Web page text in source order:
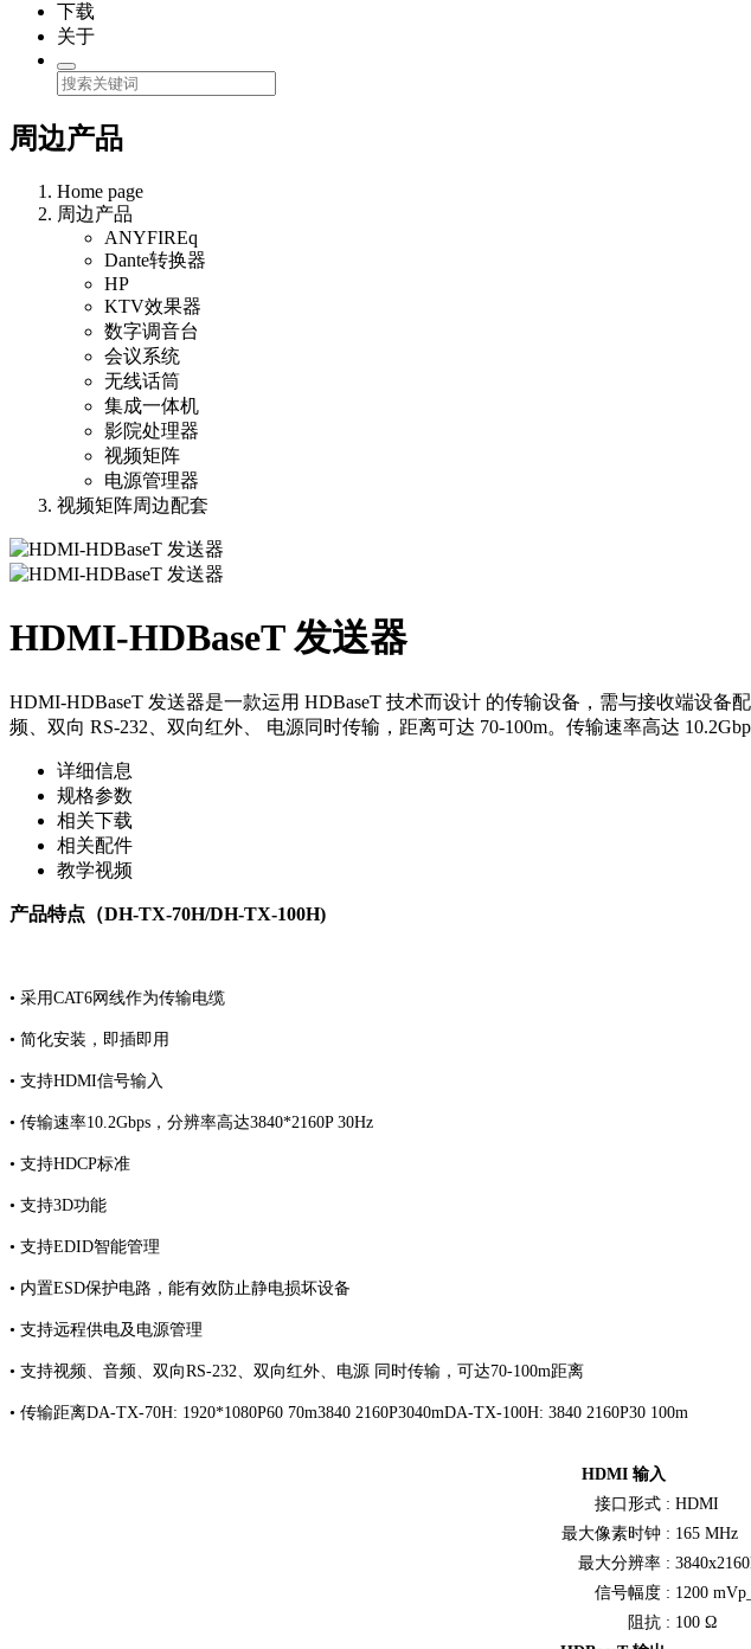
下载
关于
周边产品
Home page
周边产品
ANYFIREq
Dante转换器
HP
KTV效果器
数字调音台
会议系统
无线话筒
集成一体机
影院处理器
视频矩阵
电源管理器
视频矩阵周边配套
HDMI-HDBaseT 发送器
HDMI-HDBaseT 发送器是一款运用 HDBaseT 技术而设计 的传输设备，需与接收端设
频、双向 RS-232、双向红外、 电源同时传输，距离可达 70-100m。传输速率高达
详细信息
规格参数
相关下载
相关配件
教学视频
产品特点（DH-TX-70H/DH-TX-100H)
• 采用CAT6网线作为传输电缆
• 简化安装，即插即用
• 支持HDMI信号输入
• 传输速率10.2Gbps，分辨率高达3840*2160P 30Hz
• 支持HDCP标准
• 支持3D功能
• 支持EDID智能管理
• 内置ESD保护电路，能有效防止静电损坏设备
• 支持远程供电及电源管理
• 支持视频、音频、双向RS-232、双向红外、电源 同时传输，可达70-100m距离
• 传输距离DA-TX-70H: 1920*1080P60 70m3840 2160P3040mDA-TX-100H: 3840 2160P30 100m
HDMI 输入
接口形式 : HDMI
最大像素时钟 : 165 MHz
最大分辨率 :
信号幅度 : 1200
阻抗 : 100 Ω